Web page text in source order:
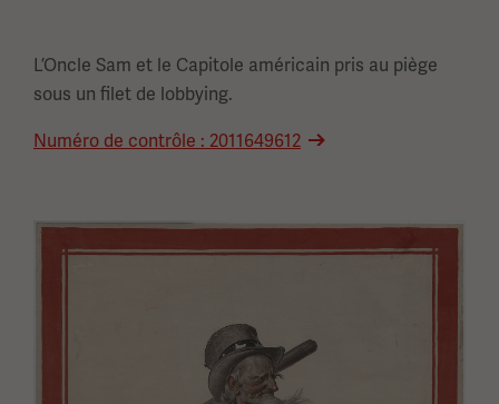
L’Oncle Sam et le Capitole américain pris au piège
sous un filet de lobbying.
Numéro de contrôle : 2011649612
Image(s)